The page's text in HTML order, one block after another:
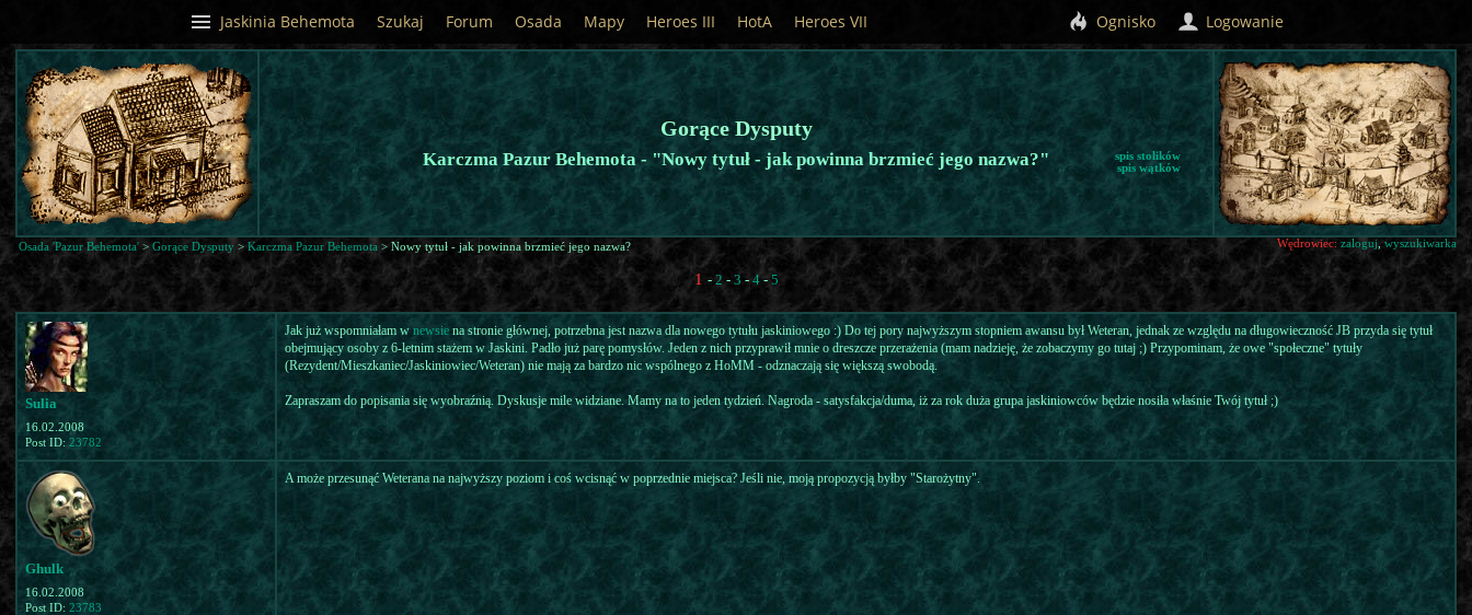
Gorące Dysputy
Karczma Pazur Behemota - "Nowy tytuł - jak powinna brzmieć jego nazwa?"
spis stolików
spis wątków
Osada 'Pazur Behemota' > Gorące Dysputy > Karczma Pazur Behemota > Nowy tytuł - jak powinna brzmieć jego nazwa? Wędrowiec: zaloguj wyszukiwarka
1 - 2 - 3 - 4- 5
Sulia
16.02.2008
Post ID: 23782
Jak już wspomniałam wnewsie na stronie głównej, potrzebna jest nazwa dla nowego tytułu jaskiniowego :) Do tej pory najwyższym stopniem awansu był Weteran, jednak ze względu na długowieczność JB przyda się tytuł
obejmujący osoby z 6-letnim stażem w Jaskini. Padło już parę pomysłów. Jeden z nich przyprawił mnie o dreszcze przerażenia (mam nadzieję, że zobaczymy go tutaj ;) Przypominam, że owe "społeczne" tytuły
(Rezydent/Mieszkaniec/Jaskiniowiec/Weteran) nie mają za bardzo nic wspólnego z HoMM - odznaczają się większą swobodą.
Zapraszam do popisania się wyobraźnią. Dyskusje mile widziane. Mamy na to jeden tydzień. Nagroda - satysfakcja/duma, iż za rok duża grupa jaskiniowców będzie nosiła właśnie Twój tytuł ;)
Ghulk
16.02.2008
Post ID: 23783
A może przesunąć Weterana na najwyższy poziom i coś wcisnąć w poprzednie miejsca? Jeśli nie, moją propozycją byłby "Starożytny".
Jaskinia Behemota Szukaj Forum Osada Mapy Heroes III HotA Heroes VII Ognisko Logowanie